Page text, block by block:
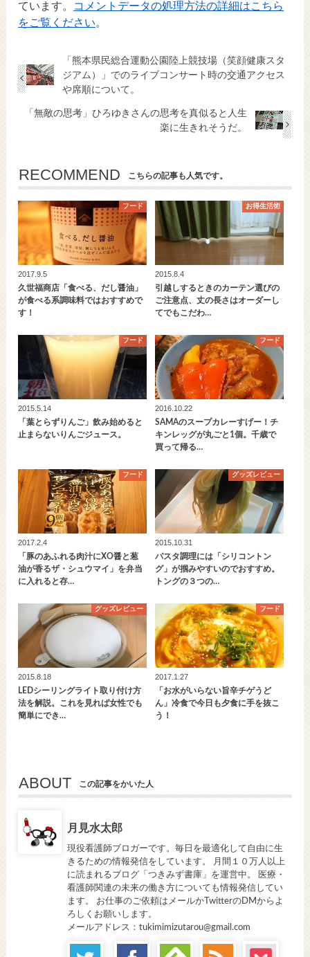
ています。
コメントデータの処理方法の詳細はこちら
をご覧ください。
「熊本県民総合運動公園陸上競技場（笑顔健康スタ
ジアム）」でのライブコンサート時の交通アクセス
や席順について。
「無敵の思考」ひろゆきさんの思考を真似ると人生
楽に生きれそうだ。
RECOMMEND こちらの記事も人気です。
フード
2017.9.5
久世福商店「食べる、だし醤油」
が食べる系調味料ではおすすめで
す！
お得生活術
2015.8.4
引越しするときのカーテン選びの
ご注意点、丈の長さはオーダーし
てでもこだわ…
フード
2015.5.14
「葉とらずりんご」飲み始めると
止まらないりんごジュース。
フード
2016.10.22
SAMAのスープカレーすげー！チ
キンレッグが丸ごと1個。千歳で
買って帰る…
フード
2017.2.4
「豚のあふれる肉汁にXO醤と葱
油が香るザ・シュウマイ」を弁当
に入れると存…
グッズレビュー
2015.10.31
パスタ調理には「シリコントン
グ」が掴みやすいのでおすすめ。
トングの３つの…
グッズレビュー
2015.8.18
LEDシーリングライト取り付け方
法を解説。これを見れば女性でも
簡単にでき…
フード
2017.1.27
「お水がいらない旨辛チゲうど
ん」冷食で今日も夕食に手を抜こ
う！
ABOUT この記事をかいた人
月見水太郎
現役看護師ブロガーです。毎日を最適化して自由に生
きるための情報発信をしています。 月間１０万人以上
に読まれるブログ「つきみず書庫」を運営中。 医療・
看護師関連の未来の働き方についても情報発信してい
ます。 お仕事のご依頼はメールかTwitterのDMからよ
ろしくお願いします。
メールアドレス：tukimimizutarou@gmail.com